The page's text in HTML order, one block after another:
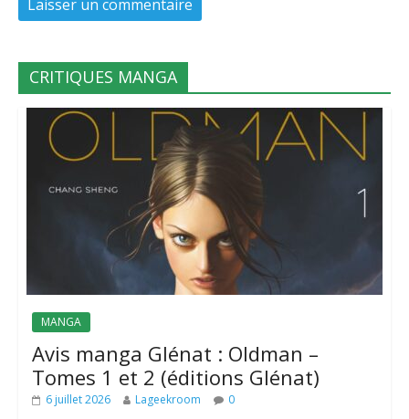
CRITIQUES MANGA
MANGA
Avis manga Glénat : Oldman –
Tomes 1 et 2 (éditions Glénat)
6 juillet 2026 Lageekroom 0